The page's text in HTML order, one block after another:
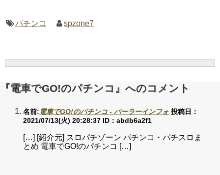
パチンコ spzone7
『電車でGO!のパチンコ』へのコメント
名前: 電車でGO!のパチンコ - パーラーインフォ 投稿日：
2021/07/13(火) 20:28:37 ID：abdb6a2f1
[…] [紹介元] スロパチゾーン パチンコ・パチスロま
とめ 電車でGO!のパチンコ […]